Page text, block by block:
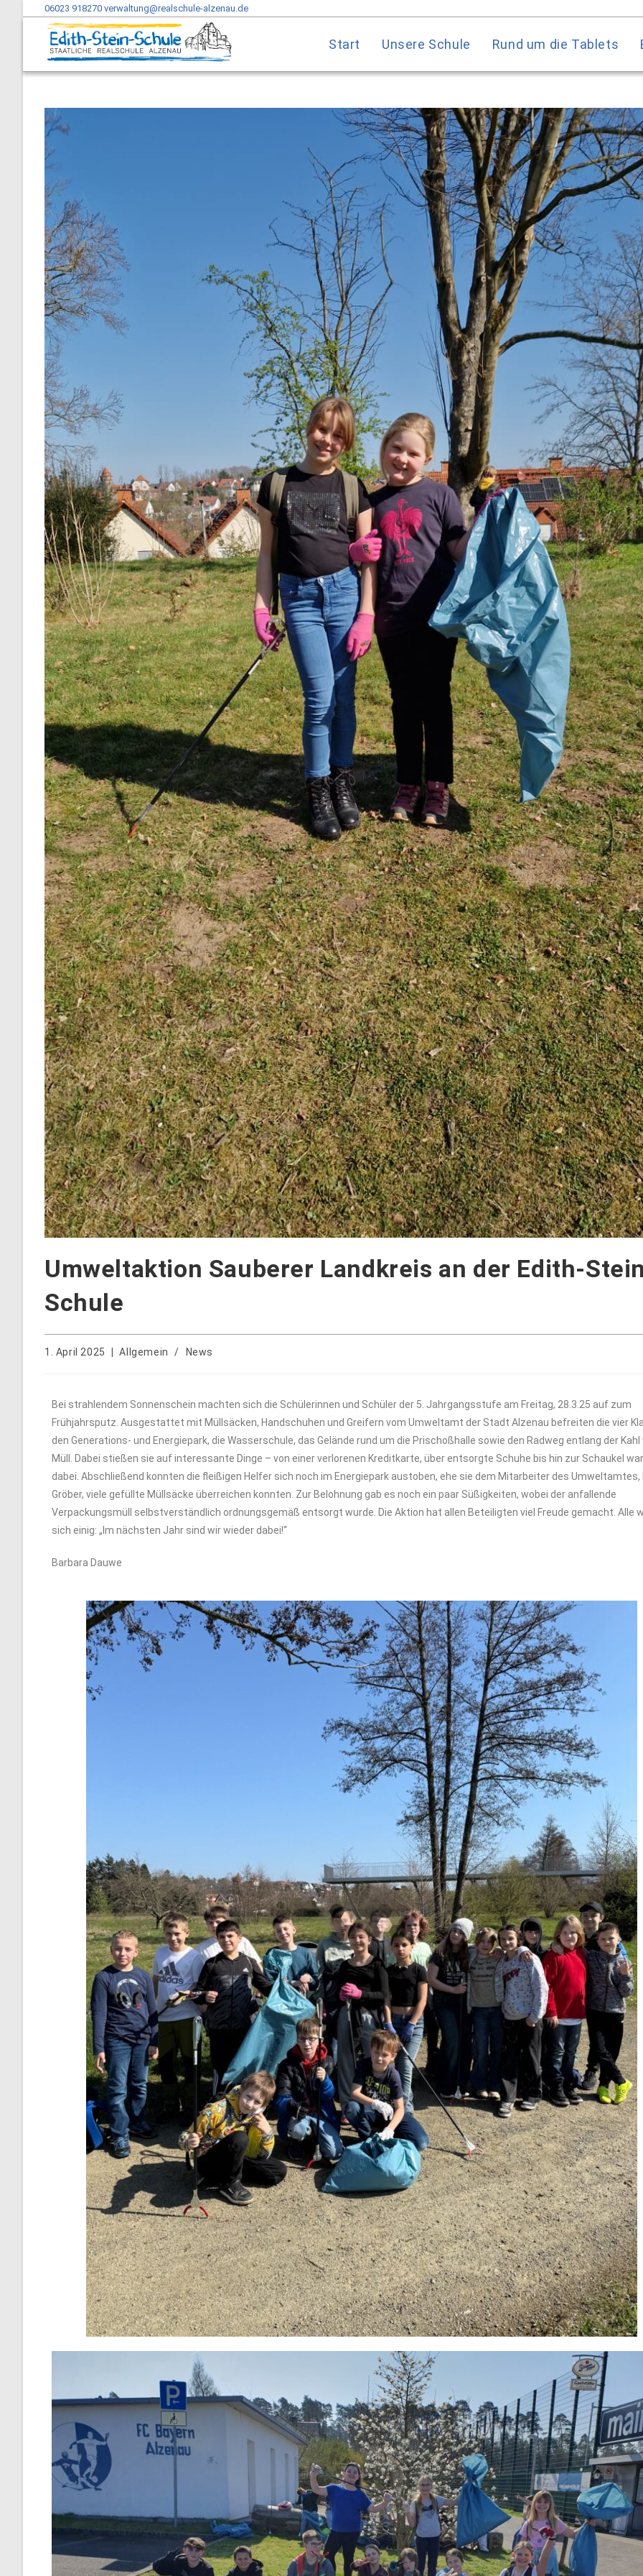
06023 918270 verwaltung@realschule-alzenau.de
Start Unsere Schule Rund um die Tablets
Umweltaktion Sauberer Landkreis an der Edith-
Schule
1. April 2025 Allgemein / News
Bei strahlendem Sonnenschein machten sich die Schülerinnen und Schüler der 5. Jahrgangsstufe am Freitag, 28.3.25 auf zum
Frühjahrsputz. Ausgestattet mit Müllsäcken, Handschuhen und Greifern vom Umweltamt der Stadt Alzenau befreiten die vier
den Generations- und Energiepark, die Wasserschule, das Gelände rund um die Prischoßhalle sowie den Radweg entlang der Kahl
Müll. Dabei stießen sie auf interessante Dinge – von einer verlorenen Kreditkarte, über entsorgte Schuhe bis hin zur Schaukel
dabei. Abschließend konnten die fleißigen Helfer sich noch im Energiepark austoben, ehe sie dem Mitarbeiter des Umweltamtes,
Gröber, viele gefüllte Müllsäcke überreichen konnten. Zur Belohnung gab es noch ein paar Süßigkeiten, wobei der anfallende
Verpackungsmüll selbstverständlich ordnungsgemäß entsorgt wurde. Die Aktion hat allen Beteiligten viel Freude gemacht. Alle
sich einig: „Im nächsten Jahr sind wir wieder dabei!“
Barbara Dauwe